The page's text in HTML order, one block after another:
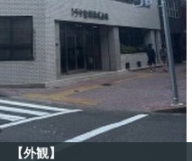
【外観】